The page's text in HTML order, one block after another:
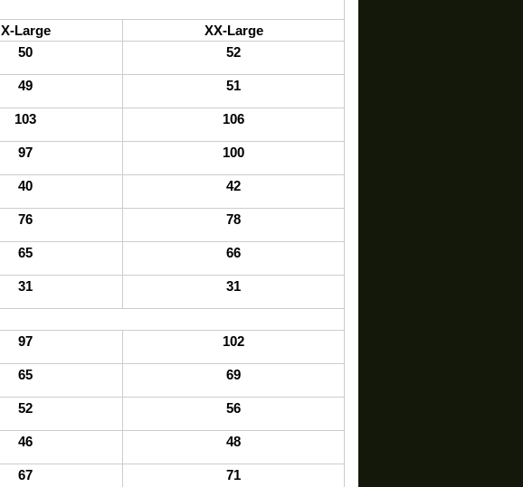
X-Large XX-Large
50 52
49 51
103 106
97 100
40 42
76 78
65 66
31 31
97 102
65 69
52 56
46 48
67 71